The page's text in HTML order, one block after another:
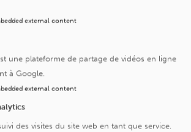
03
external content
une plateforme de partage de vidéos en ligne
à Google.
external content
des visites du site web en tant que service.